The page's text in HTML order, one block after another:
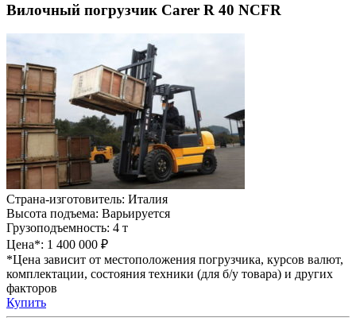
Вилочный погрузчик Carer R 40 NCFR
Страна-изготовитель: Италия
Высота подъема: Варьируется
Грузоподъемность: 4 т
Цена*: 1 400 000 ₽
*Цена зависит от местоположения погрузчика, курсов валют,
комплектации, состояния техники (для б/у товара) и других
факторов
Купить